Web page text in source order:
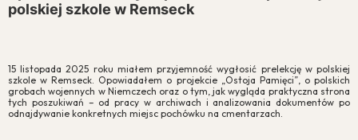
polskiej szkole w Remseck
15 listopada 2025 roku miałem przyjemność wygłosić prelekcję w polskiej
szkole w Remseck. Opowiadałem o projekcie „Ostoja Pamięci”, o polskich
grobach wojennych w Niemczech oraz o tym, jak wygląda praktyczna strona
tych poszukiwań – od pracy w archiwach i analizowania dokumentów po
odnajdywanie konkretnych miejsc pochówku na cmentarzach.